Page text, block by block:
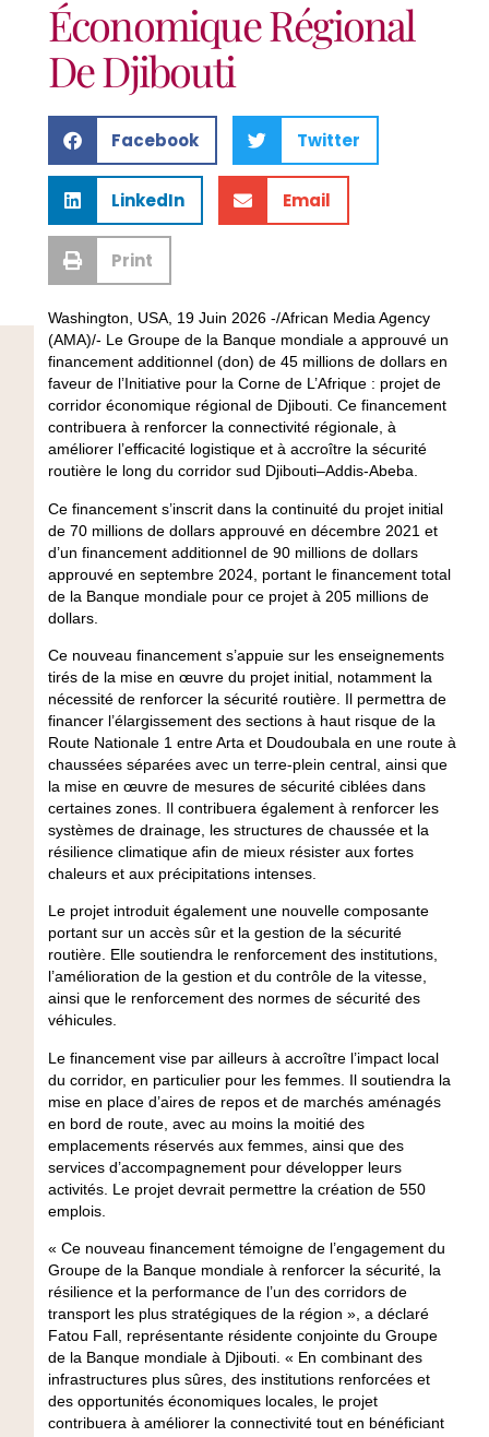
Économique Régional
De Djibouti
Facebook Twitter
LinkedIn Email
Print
Washington, USA, 19 Juin 2026 -/African Media Agency
(AMA)/- Le Groupe de la Banque mondiale a approuvé un
financement additionnel (don) de 45 millions de dollars en
faveur de l’Initiative pour la Corne de L’Afrique : projet de
corridor économique régional de Djibouti. Ce financement
contribuera à renforcer la connectivité régionale, à
améliorer l’efficacité logistique et à accroître la sécurité
routière le long du corridor sud Djibouti–Addis-Abeba.
Ce financement s’inscrit dans la continuité du projet initial
de 70 millions de dollars approuvé en décembre 2021 et
d’un financement additionnel de 90 millions de dollars
approuvé en septembre 2024, portant le financement total
de la Banque mondiale pour ce projet à 205 millions de
dollars.
Ce nouveau financement s’appuie sur les enseignements
tirés de la mise en œuvre du projet initial, notamment la
nécessité de renforcer la sécurité routière. Il permettra de
financer l’élargissement des sections à haut risque de la
Route Nationale 1 entre Arta et Doudoubala en une route à
chaussées séparées avec un terre-plein central, ainsi que
la mise en œuvre de mesures de sécurité ciblées dans
certaines zones. Il contribuera également à renforcer les
systèmes de drainage, les structures de chaussée et la
résilience climatique afin de mieux résister aux fortes
chaleurs et aux précipitations intenses.
Le projet introduit également une nouvelle composante
portant sur un accès sûr et la gestion de la sécurité
routière. Elle soutiendra le renforcement des institutions,
l’amélioration de la gestion et du contrôle de la vitesse,
ainsi que le renforcement des normes de sécurité des
véhicules.
Le financement vise par ailleurs à accroître l’impact local
du corridor, en particulier pour les femmes. Il soutiendra la
mise en place d’aires de repos et de marchés aménagés
en bord de route, avec au moins la moitié des
emplacements réservés aux femmes, ainsi que des
services d’accompagnement pour développer leurs
activités. Le projet devrait permettre la création de 550
emplois.
« Ce nouveau financement témoigne de l’engagement du
Groupe de la Banque mondiale à renforcer la sécurité, la
résilience et la performance de l’un des corridors de
transport les plus stratégiques de la région », a déclaré
Fatou Fall, représentante résidente conjointe du Groupe
de la Banque mondiale à Djibouti. « En combinant des
infrastructures plus sûres, des institutions renforcées et
des opportunités économiques locales, le projet
contribuera à améliorer la connectivité tout en bénéficiant